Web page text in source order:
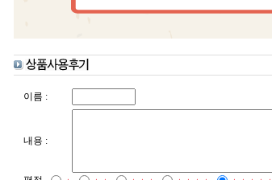
이름 :
내용 :